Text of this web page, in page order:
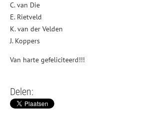
C. van Die
E. Rietveld
K. van der Velden
J. Koppers
Van harte gefeliciteerd!!!
Delen: